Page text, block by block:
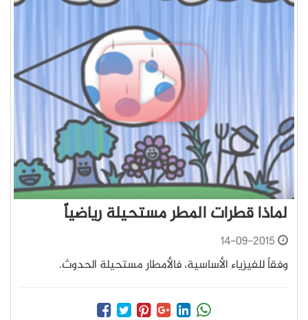
لماذا قطرات المطر مستحيلة رياضياً
14-09-2015
وفقاً للفيزياء الأساسية، فالأمطار مستحيلة الحدوث.